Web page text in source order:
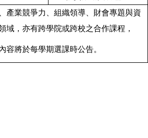
產業競爭力、組織領導、財會專題與資
域，亦有跨學院或跨校之合作課程，
容將於每學期選課時公告。